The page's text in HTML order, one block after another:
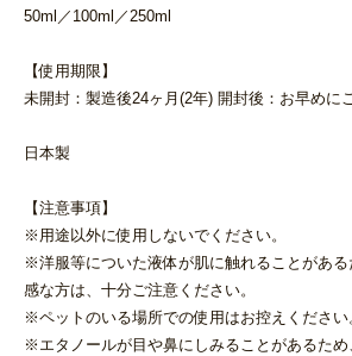
50ml／100ml／250ml
【使用期限】
未開封：製造後24ヶ月(2年) 開封後：お早めに
日本製
【注意事項】
※用途以外に使用しないでください。
※洋服等についた液体が肌に触れることがあ
感な方は、十分ご注意ください。
※ペットのいる場所での使用はお控えください
※エタノールが目や鼻にしみることがあるた